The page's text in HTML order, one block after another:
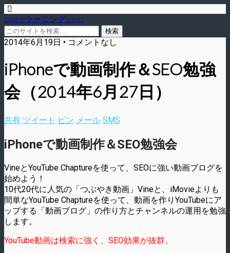
blog.eラーニング.co.jp
2014年6月19日 • コメントなし
iPhoneで動画制作＆SEO勉強
会（2014年6月27日）
共有 ツイート ピン メール SMS
iPhoneで動画制作＆SEO勉強会
VineとYouTube Chaptureを使って、SEOに強い動画ブログを
始めよう！
10代20代に人気の「つぶやき動画」Vineと、iMovieよりも
間単なYouTube Chaptureを使って、動画を作りYouTubeにア
ップする「動画ブログ」の作り方とチャンネルの運用を勉強
します。
YouTube動画は検索に強く、SEO効果が抜群。